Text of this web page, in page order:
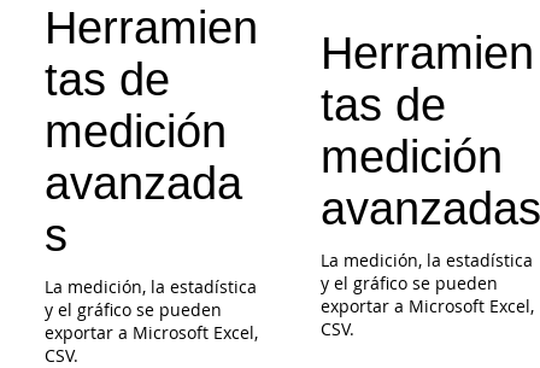
Herramien
tas de
medición
avanzada
s
La medición, la estadística
y el gráfico se pueden
exportar a Microsoft Excel,
CSV.
Herramien
tas de
medición
avanzadas
La medición, la estadística
y el gráfico se pueden
exportar a Microsoft Excel,
CSV.